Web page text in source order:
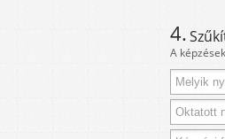
4.
A